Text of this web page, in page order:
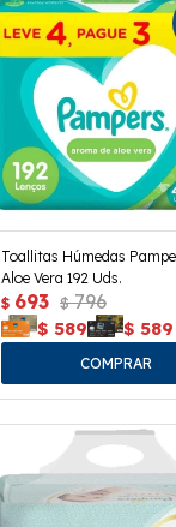
Toallitas Húmedas
Aloe Vera 192 Uds.
$ 693 $ 796
$ 589 $ 589